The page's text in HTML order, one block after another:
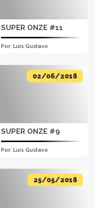
SUPER ONZE #11
Por: Luís Gustavo
02/06/2018
SUPER ONZE #9
Por: Luís Gustavo
25/05/2018